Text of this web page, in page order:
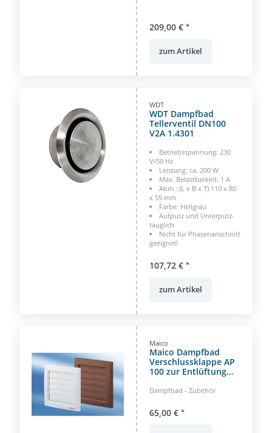
209,00 € *
zum Artikel
WDT
WDT Dampfbad
Tellerventil DN100
V2A 1.4301
Betriebsspannung: 230
V/50 Hz
Leistung: ca. 200 W
Max. Belastbarkeit: 1 A
Abm.: (L x B x T) 110 x 80
x 55 mm
Farbe: Hellgrau
Aufputz und Unterputz-
tauglich
Nicht für Phasenanschnitt
geeignet!
107,72 € *
zum Artikel
Maico
Maico Dampfbad
Verschlussklappe AP
100 zur Entlüftung
Dampfbad - Zubehör
65,00 € *